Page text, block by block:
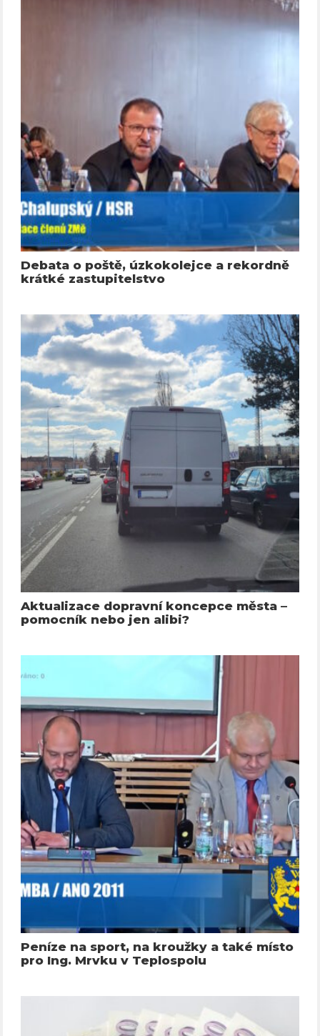
Debata o poště, úzkokolejce a rekordně
krátké zastupitelstvo
Aktualizace dopravní koncepce města –
pomocník nebo jen alibi?
Peníze na sport, na kroužky a také místo
pro Ing. Mrvku v Teplospolu